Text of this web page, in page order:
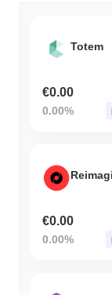
Totem
€0.00
0.00%
€0.00
0.00%